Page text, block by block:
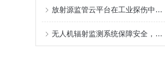
放射源监管云平台在工业探伤中的闭环管理应用
无人机辐射监测系统保障安全，促进创新